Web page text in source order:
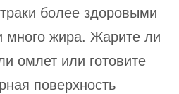
более здоровыми
жира. Жарите ли
омлет или готовите
поверхность